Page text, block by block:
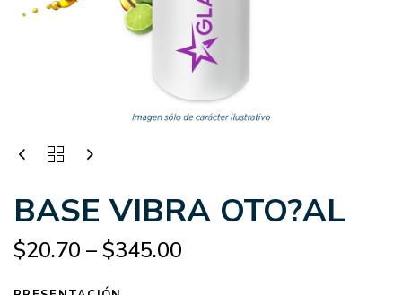
BASE VIBRA OTO?AL
$20.70 –$345.00